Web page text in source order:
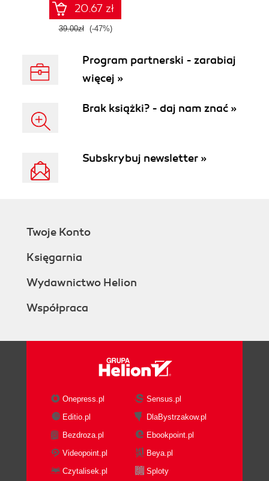
20.67 zł
39.00zł (-47%)
Program partnerski - zarabiaj
więcej »
Brak książki? - daj nam znać »
Subskrybuj newsletter »
Twoje Konto
Księgarnia
Wydawnictwo Helion
Współpraca
Onepress.pl
Sensus.pl
Editio.pl
DlaBystrzakow.pl
Bezdroza.pl
Ebookpoint.pl
Videopoint.pl
Beya.pl
Czytalisek.pl
Sploty